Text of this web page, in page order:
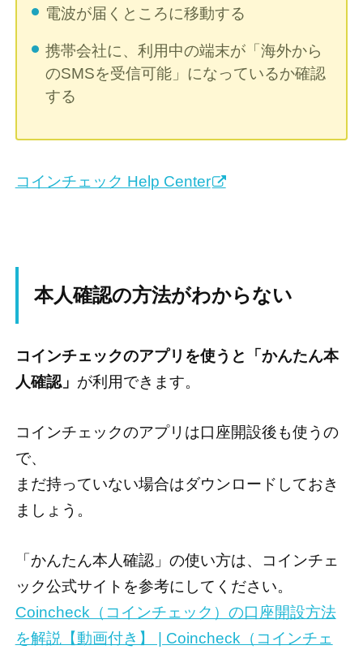
電波が届くところに移動する
携帯会社に、利用中の端末が「海外から
のSMSを受信可能」になっているか確認
する
コインチェック Help Center
本人確認の方法がわからない
コインチェックのアプリを使うと「かんたん本
人確認」 が利用できます。
コインチェックのアプリは口座開設後も使うの
で、
まだ持っていない場合はダウンロードしておき
ましょう。
「かんたん本人確認」の使い方は、コインチェ
ック公式サイトを参考にしてください。
Coincheck（コインチェック）の口座開設方法
を解説【動画付き】 | Coincheck（コインチェ